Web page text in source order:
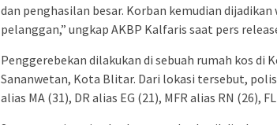
dan penghasilan besar. Korban kemudian
pelanggan,” ungkap AKBP Kalfaris saat pers
Penggerebekan dilakukan di sebuah rumah kos di
Sananwetan, Kota Blitar. Dari lokasi tersebut,
alias MA (31), DR alias EG (21), MFR alias RN (26),